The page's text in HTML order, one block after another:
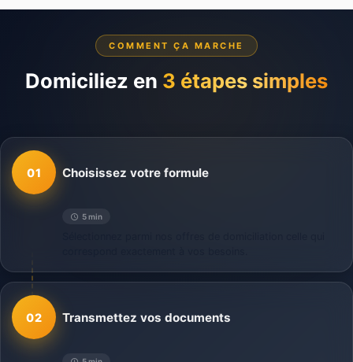
COMMENT ÇA MARCHE
Domiciliez en 3 étapes simples
01
5 min
Choisissez votre formule
02 Transmettez vos documents